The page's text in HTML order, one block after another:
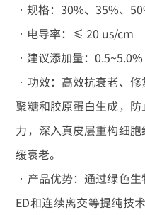
•规格：30%、35%、
•电导率：≤ 20 us/cm
•建议添加量：0.5~5.0%
•功效：高效抗衰老、
聚糖和胶原蛋白生成，
力，深入真皮层重构细
缓衰老。
•产品优势：通过绿色
ED和连续离交等提纯技